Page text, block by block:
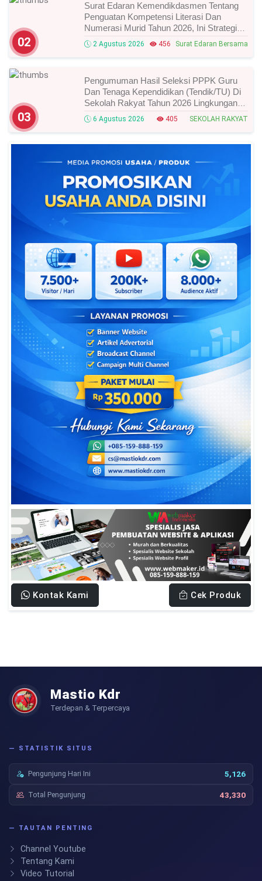
02
Surat Edaran Kemendikdasmen Tentang
Penguatan Kompetensi Literasi Dan
Numerasi Murid Tahun 2026, Ini Strategi
Dan Alurnya
2 Agustus 2026 456 Surat Edaran Bersama
03
Pengumuman Hasil Seleksi PPPK Guru
Dan Tenaga Kependidikan (Tendik/TU) Di
Sekolah Rakyat Tahun 2026 Lingkungan
Kementerian Sosial RI, Ini Daftar Nama
Peserta Yang Lolos!
6 Agustus 2026 405 SEKOLAH RAKYAT
Kontak Kami Cek Produk
Mastio Kdr
Terdepan & Terpercaya
— STATISTIK SITUS
Pengunjung Hari Ini 5,126
Total Pengunjung 43,330
— TAUTAN PENTING
Channel Youtube
Tentang Kami
Video Tutorial